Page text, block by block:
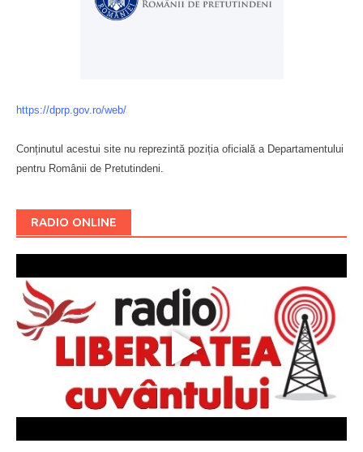
https://dprp.gov.ro/web/
Conținutul acestui site nu reprezintă poziția oficială a Departamentului
pentru Românii de Pretutindeni.
RADIO ONLINE